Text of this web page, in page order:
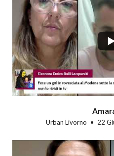
Urban Livorno 22